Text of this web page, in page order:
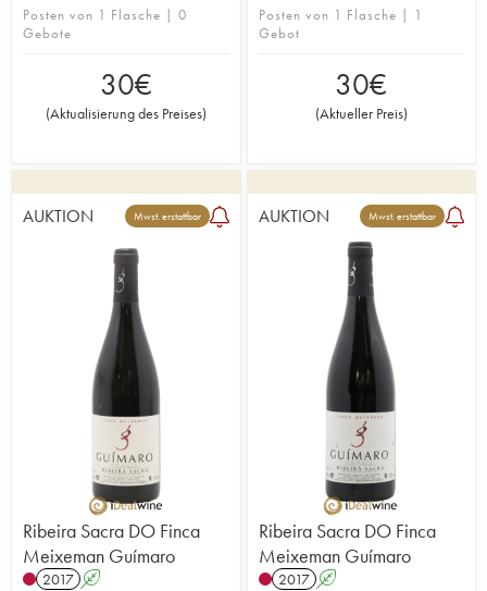
Posten von 1 Flasche | 0
Gebote
30€
(Aktualisierung des Preises)
Posten von 1 Flasche | 1
Gebot
30€
(Aktueller Preis)
AUKTION Mwst. erstattbar
Ribeira Sacra DO Finca
Meixeman Guímaro
2017 A
AUKTION Mwst. erstattbar
Ribeira Sacra DO Finca
Meixeman Guímaro
2017 A